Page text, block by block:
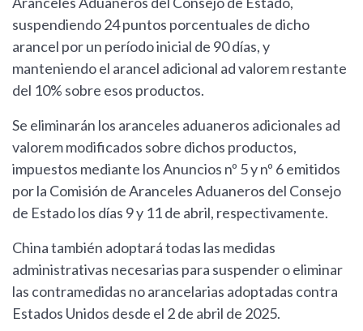
suspendiendo 24 puntos porcentuales de dicho
arancel por un período inicial de 90 días, y
manteniendo el arancel adicional ad valorem restante
del 10% sobre esos productos.
Se eliminarán los aranceles aduaneros adicionales ad
valorem modificados sobre dichos productos,
impuestos mediante los Anuncios nº 5 y nº 6 emitidos
por la Comisión de Aranceles Aduaneros del Consejo
de Estado los días 9 y 11 de abril, respectivamente.
China también adoptará todas las medidas
administrativas necesarias para suspender o eliminar
las contramedidas no arancelarias adoptadas contra
Estados Unidos desde el 2 de abril de 2025.